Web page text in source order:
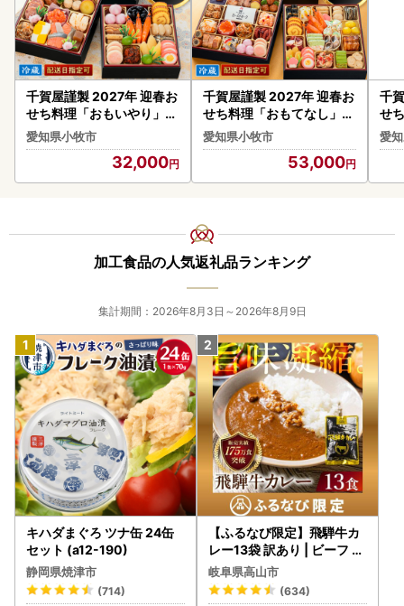
千賀屋謹製 2027年 迎春お
せち料理「おもいやり」和
風三段重 3人前 全38品 冷
蔵 おせち料理 [035S02]
愛知県小牧市
32,000
千賀屋謹製 2027年 迎春お
せち料理「おもてなし」和
風三段重 4～5人前 全58品
冷蔵 おせち料理 [035S04
愛知県小牧市
53,000
千
せ
段
お
愛
加工食品の人気返礼品ランキング
集計期間：2026年8月3日～2026年8月9日
キハダまぐろ ツナ缶 24缶
セット (a12-190)
静岡県焼津市
(714)
【ふるなび限定】飛騨牛カ
レー13袋 訳あり | ビーフ レ
トルト 訳あり DC006-CP
01 FN-Limited-VO
岐阜県高山市
(634)